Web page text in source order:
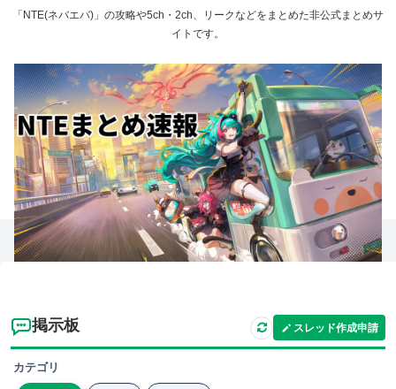
「NTE(ネバエバ)」の攻略や5ch・2ch、リークなどをまとめた非公式まとめサ
イトです。
掲示板 スレッド作成申請
カテゴリ